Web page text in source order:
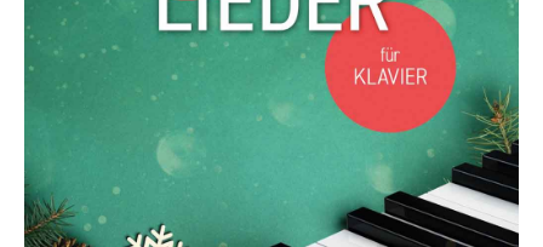
Die großen Songbooks
Sounds Good On-Serie
Hit Book-Reihe
Diverse Bands & Interpreten